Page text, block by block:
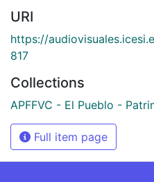
URI
https://
817
Collections
APFFVC - El Pueblo -
Full item page